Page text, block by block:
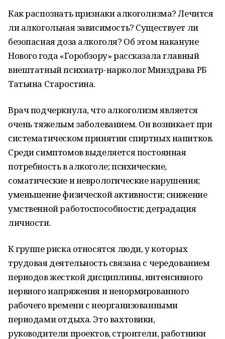
Как распознать признаки алкоголизма? Лечится
ли алкогольная зависимость? Существует ли
безопасная доза алкоголя? Об этом накануне
Нового года «Горобзору» рассказала главный
внештатный психиатр-нарколог Минздрава РБ
Татьяна Старостина.
Врач подчеркнула, что алкоголизм является
очень тяжелым заболеванием. Он возникает при
систематическом принятии спиртных напитков.
Среди симптомов выделяется постоянная
потребность в алкоголе; психические,
соматические и неврологические нарушения;
уменьшение физической активности; снижение
умственной работоспособности; деградация
личности.
К группе риска относятся люди, у которых
трудовая деятельность связана с чередованием
периодов жесткой дисциплины, интенсивного
нервного напряжения и ненормированного
рабочего времени с неорганизованными
периодами отдыха. Это вахтовики,
руководители проектов, строители, работники